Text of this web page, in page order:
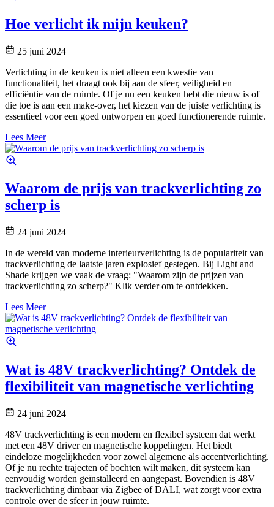
Hoe verlicht ik mijn keuken?
25 juni 2024
Verlichting in de keuken is niet alleen een kwestie van
functionaliteit, het draagt ook bij aan de sfeer, veiligheid en
efficiëntie van de ruimte. Of je nu een keuken hebt die nieuw is of
die toe is aan een make-over, het kiezen van de juiste verlichting is
essentieel voor een goed ontworpen en goed functionerende ruimte.
Lees Meer
Waarom de prijs van trackverlichting zo
scherp is
24 juni 2024
In de wereld van moderne interieurverlichting is de populariteit van
trackverlichting de laatste jaren explosief gestegen. Bij Light and
Shade krijgen we vaak de vraag: "Waarom zijn de prijzen van
trackverlichting zo scherp?" Klik verder om te ontdekken.
Lees Meer
Wat is 48V trackverlichting? Ontdek de
flexibiliteit van magnetische verlichting
24 juni 2024
48V trackverlichting is een modern en flexibel systeem dat werkt
met een 48V driver en magnetische koppelingen. Het biedt
eindeloze mogelijkheden voor zowel algemene als accentverlichting.
Of je nu rechte trajecten of bochten wilt maken, dit systeem kan
eenvoudig worden geïnstalleerd en aangepast. Bovendien is 48V
trackverlichting dimbaar via Zigbee of DALI, wat zorgt voor extra
controle over de sfeer in jouw ruimte.